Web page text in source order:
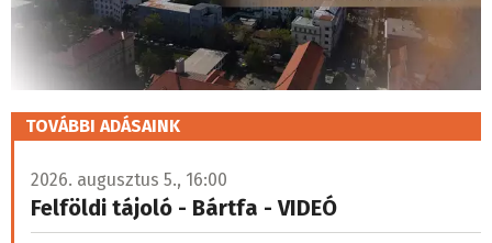
TOVÁBBI ADÁSAINK
2026. augusztus 5., 16:00
Felföldi tájoló - Bártfa - VIDEÓ